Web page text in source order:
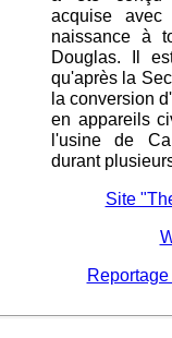
acquise
naissance à
Douglas. Il
qu'après la
la conversion
en appareils
l'usine de
durant
Site